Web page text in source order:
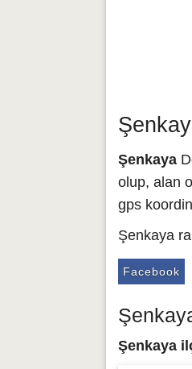
Şenkaya
olup, alan
gps
Şenkaya
Facebook
Şenkaya